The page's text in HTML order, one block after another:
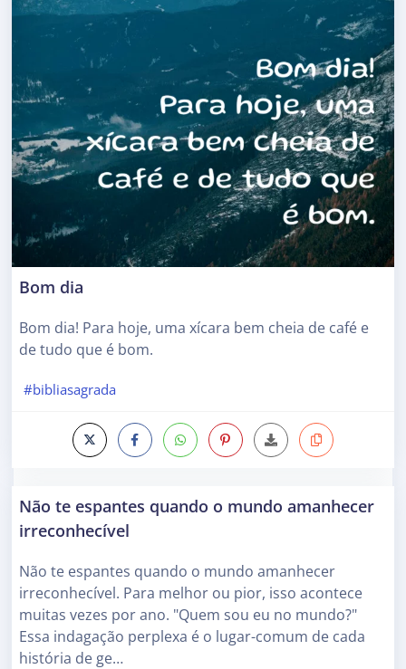
Bom dia
Bom dia! Para hoje, uma xícara bem cheia de café e
de tudo que é bom.
#bibliasagrada
Não te espantes quando o mundo amanhecer
irreconhecível
Não te espantes quando o mundo amanhecer
irreconhecível. Para melhor ou pior, isso acontece
muitas vezes por ano. "Quem sou eu no mundo?"
Essa indagação perplexa é o lugar-comum de cada
história de ge…